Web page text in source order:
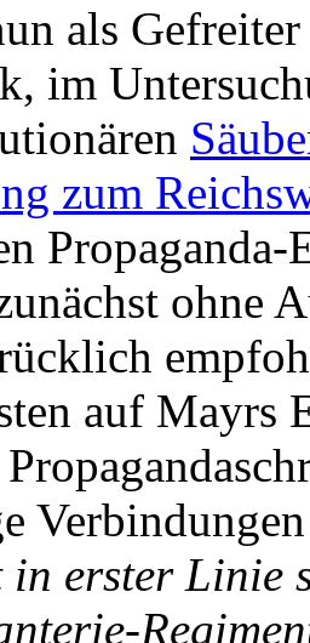
als
im
zum
ohne
auf Mayrs
erster Linie